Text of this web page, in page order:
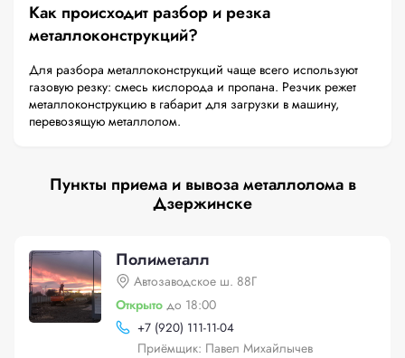
Как происходит разбор и резка
металлоконструкций?
Для разбора металлоконструкций чаще всего используют
газовую резку: смесь кислорода и пропана. Резчик режет
металлоконструкцию в габарит для загрузки в машину,
перевозящую металлолом.
Пункты приема и вывоза металлолома в
Дзержинске
Полиметалл
Автозаводское ш. 88Г
Открыто до 18:00
+7 (920) 111-11-04
Приёмщик: Павел Михайлычев